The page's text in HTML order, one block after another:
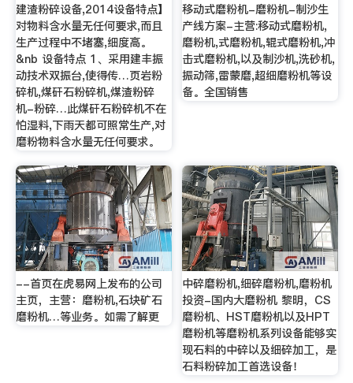
建渣粉碎设备,2014设备特点】
对物料含水量无任何要求,而且
生产过程中不堵塞,细度高。
&nb 设备特点 1、采用建丰振
动技术双振台,使得传…页岩粉
碎机,煤矸石粉碎机,煤渣粉碎
机-粉碎…此煤矸石粉碎机不在
怕湿料,下雨天都可照常生产,对
磨粉物料含水量无任何要求。
移动式磨粉机-磨粉机-制沙生
产线方案-主营:移动式磨粉机,
磨粉机,式磨粉机,辊式磨粉机,冲
击式磨粉机,以及制沙机,洗砂机,
振动筛,雷蒙磨,超细磨粉机等设
备。全国销售
--首页在虎易网上发布的公司
主页，主营：磨粉机,石块矿石
磨粉机…等业务。如需了解更
中碎磨粉机,细碎磨粉机,磨粉机
投资-国内大磨粉机 黎明，CS
磨粉机、HST磨粉机以及HPT
磨粉机等磨粉机系列设备能够实
现石料的中碎以及细碎加工，是
石料粉碎加工首选设备！